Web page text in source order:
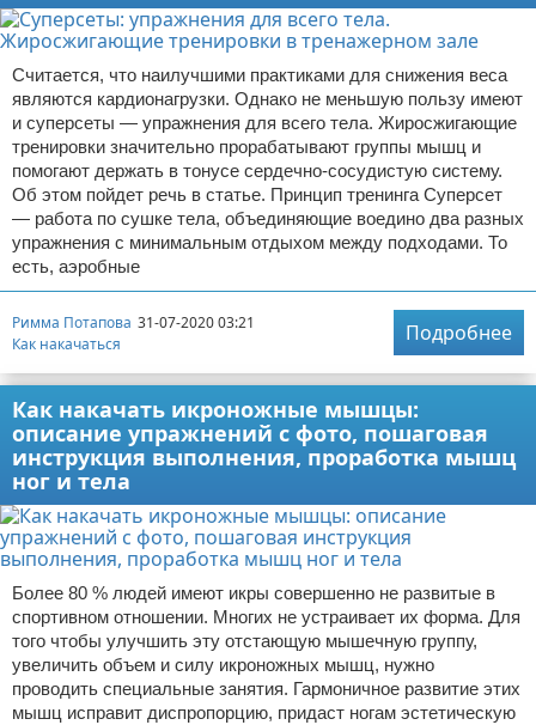
Считается, что наилучшими практиками для снижения веса
являются кардионагрузки. Однако не меньшую пользу имеют
и суперсеты — упражнения для всего тела. Жиросжигающие
тренировки значительно прорабатывают группы мышц и
помогают держать в тонусе сердечно-сосудистую систему.
Об этом пойдет речь в статье. Принцип тренинга Суперсет
— работа по сушке тела, объединяющие воедино два разных
упражнения с минимальным отдыхом между подходами. То
есть, аэробные
Римма Потапова 31-07-2020 03:21
Как накачаться
Подробнее
Как накачать икроножные мышцы:
описание упражнений с фото, пошаговая
инструкция выполнения, проработка мышц
ног и тела
Более 80 % людей имеют икры совершенно не развитые в
спортивном отношении. Многих не устраивает их форма. Для
того чтобы улучшить эту отстающую мышечную группу,
увеличить объем и силу икроножных мышц, нужно
проводить специальные занятия. Гармоничное развитие этих
мышц исправит диспропорцию, придаст ногам эстетическую